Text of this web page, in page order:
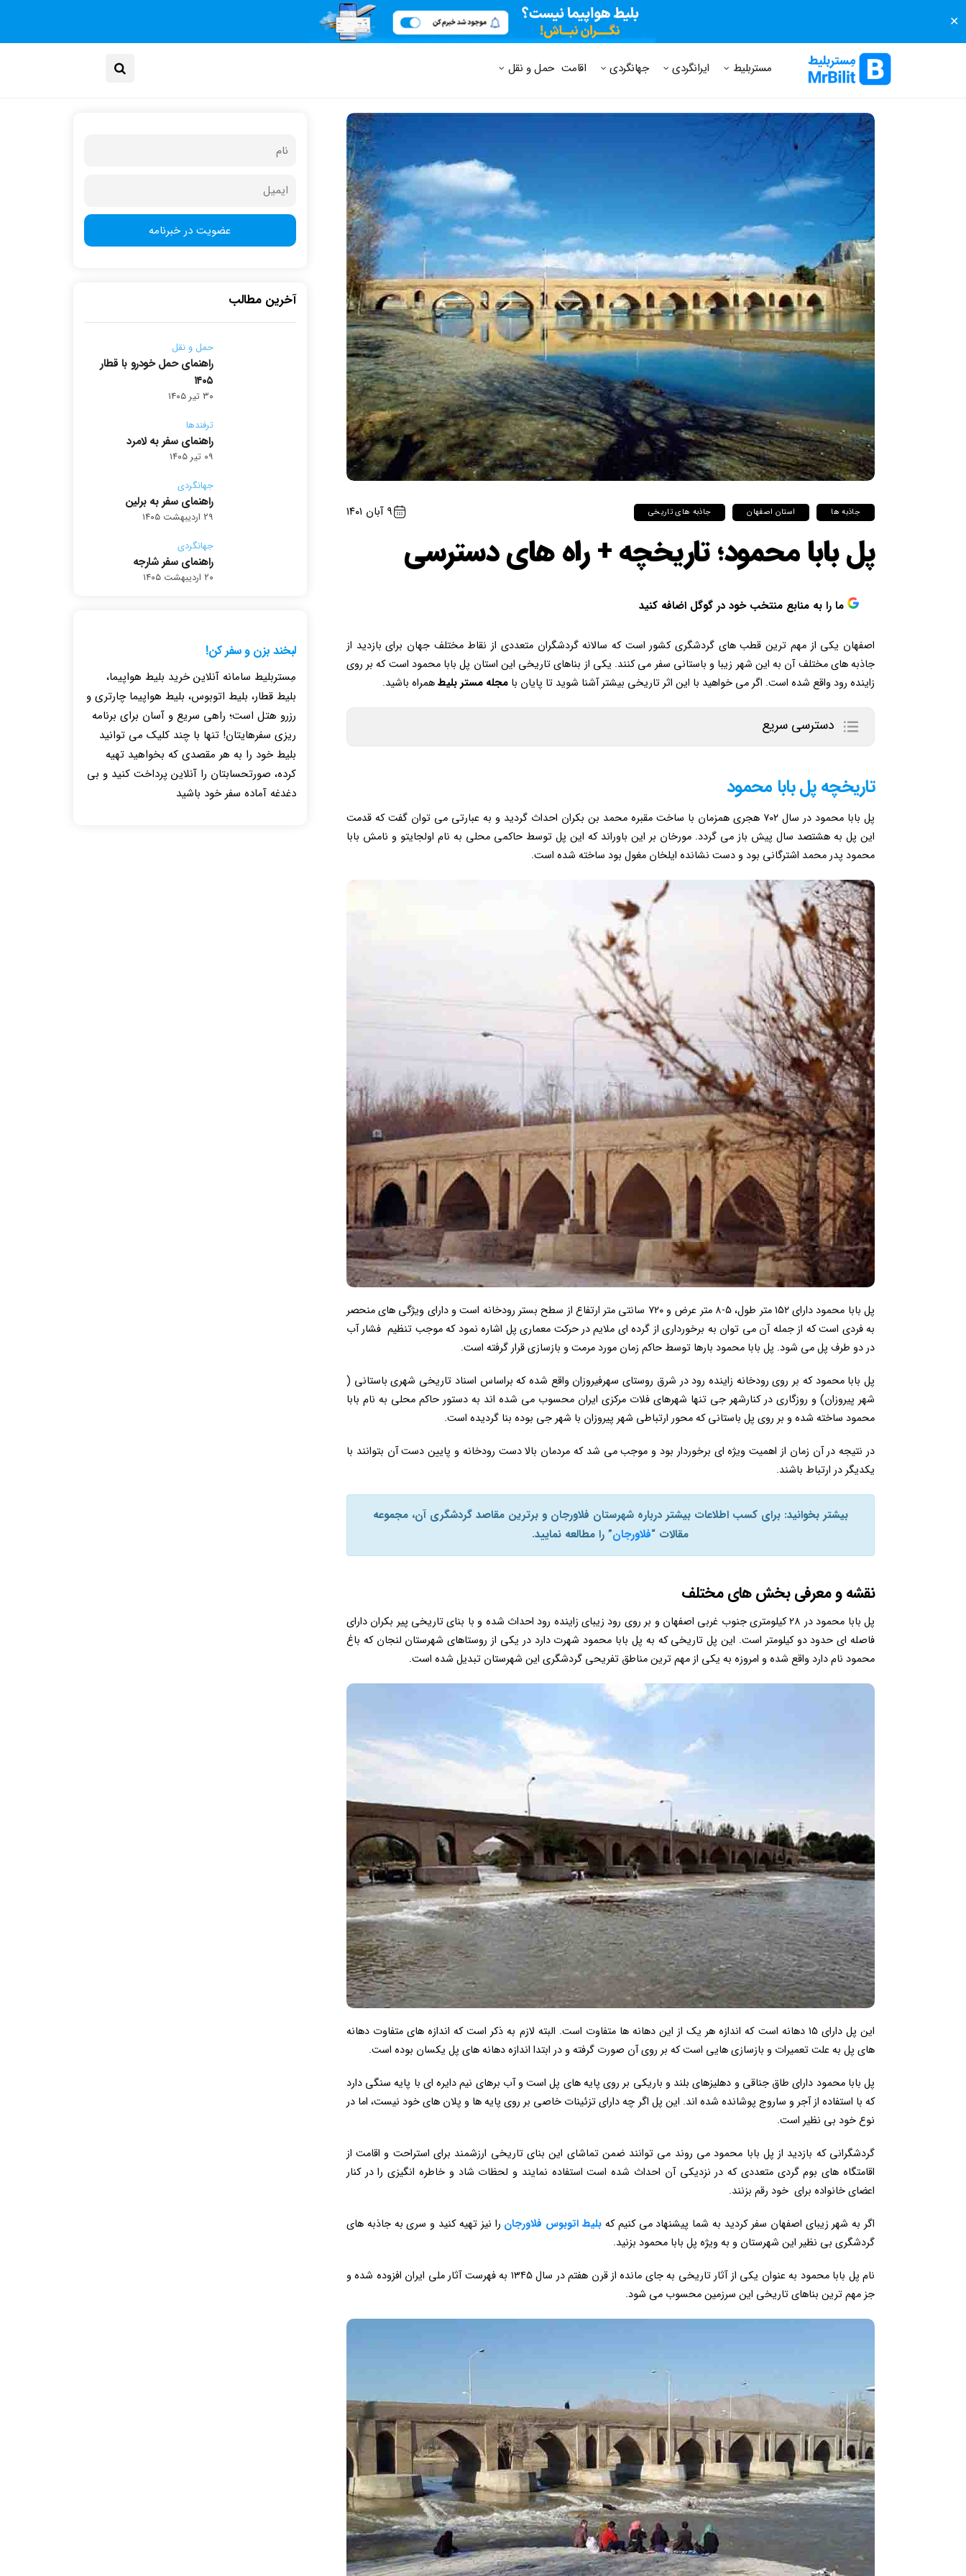
✕
مستر بلیط مجله مستر بلیط پرسش های متداول
مستربلیط ایرانگردی جهانگردی اقامت حمل و نقل
جاذبه ها استان اصفهان جاذبه های تاریخی ۹ آبان ۱۴۰۱
پل بابا محمود؛ تاریخچه + راه های دسترسی
ما را به منابع منتخب خود در گوگل اضافه کنید
اصفهان یکی از مهم ترین قطب های گردشگری کشور است که سالانه گردشگران متعددی از نقاط مختلف جهان برای بازدید از
جاذبه های مختلف آن به این شهر زیبا و باستانی سفر می کنند. یکی از بناهای تاریخی این استان پل بابا محمود است که بر روی
زاینده رود واقع شده است. اگر می خواهید با این اثر تاریخی بیشتر آشنا شوید تا پایان با مجله مستربلیطهمراه باشید.
دسترسی سریع
تاریخچه پل بابا محمود
پل بابا محمود در سال ۷۰۲ هجری همزمان با ساخت مقبره محمد بن بکران احداث گردید و به عبارتی می توان گفت که قدمت
این پل به هشتصد سال پیش باز می گردد. مورخان بر این باوراند که این پل توسط حاکمی محلی به نام اولجایتو و نامش بابا
محمود پدر محمد اشترگانی بود و دست نشانده ایلخان مغول بود ساخته شده است.
پل بابا محمود دارای ۱۵۲ متر طول، ۵-۸ متر عرض و ۷۲۰ سانتی متر ارتفاع از سطح بستر رودخانه است و دارای ویژگی های منحصر
به فردی است که از جمله آن می توان به برخورداری از گرده ای ملایم در حرکت معماری پل اشاره نمود که موجب تنظیم فشار آب
در دو طرف پل می شود. پل بابا محمود بارها توسط حاکم زمان مورد مرمت و بازسازی قرار گرفته است.
پل بابا محمود که بر روی رودخانه زاینده رود در شرق روستای سهرفیروزان واقع شده که براساس اسناد تاریخی شهری باستانی (
شهر پیروزان) و روزگاری در کنارشهر جی تنها شهرهای فلات مرکزی ایران محسوب می شده اند به دستور حاکم محلی به نام بابا
محمود ساخته شده و بر روی پل باستانی که محور ارتباطی شهر پیروزان با شهر جی بوده بنا گردیده است.
در نتیجه در آن زمان از اهمیت ویژه ای برخوردار بود و موجب می شد که مردمان بالا دست رودخانه و پایین دست آن بتوانند با
یکدیگر در ارتباط باشند.
بیشتر بخوانید: برای کسب اطلاعات بیشتر درباره شهرستان فلاورجان و برترین مقاصد گردشگری آن، مجموعه
مقالات “فلاورجان” را مطالعه نمایید.
نقشه و معرفی بخش های مختلف
پل بابا محمود در ۲۸ کیلومتری جنوب غربی اصفهان و بر روی رود زیبای زاینده رود احداث شده و با بنای تاریخی پیر بکران دارای
فاصله ای حدود دو کیلومتر است. این پل تاریخی که به پل بابا محمود شهرت دارد در یکی از روستاهای شهرستان لنجان که باغ
محمود نام دارد واقع شده و امروزه به یکی از مهم ترین مناطق تفریحی گردشگری این شهرستان تبدیل شده است.
این پل دارای ۱۵ دهانه است که اندازه هر یک از این دهانه ها متفاوت است. البته لازم به ذکر است که اندازه های متفاوت دهانه
های پل به علت تعمیرات و بازسازی هایی است که بر روی آن صورت گرفته و در ابتدا اندازه دهانه های پل یکسان بوده است.
پل بابا محمود دارای طاق جناقی و دهلیزهای بلند و باریکی بر روی پایه های پل است و آب برهای نیم دایره ای با پایه سنگی دارد
که با استفاده از آجر و ساروج پوشانده شده اند. این پل اگر چه دارای تزئینات خاصی بر روی پایه ها و پلان های خود نیست، اما در
نوع خود بی نظیر است.
گردشگرانی که بازدید از پل بابا محمود می روند می توانند ضمن تماشای این بنای تاریخی ارزشمند برای استراحت و اقامت از
اقامتگاه های بوم گردی متعددی که در نزدیکی آن احداث شده است استفاده نمایند و لحظات شاد و خاطره انگیزی را در کنار
اعضای خانواده برای خود رقم بزنند.
اگر به شهر زیبای اصفهان سفر کردید به شما پیشنهاد می کنیم که بلیط اتوبوس فلاورجان را نیز تهیه کنید و سری به جاذبه های
گردشگری بی نظیر این شهرستان و به ویژه پل بابا محمود بزنید.
نام پل بابا محمود به عنوان یکی از آثار تاریخی به جای مانده از قرن هفتم در سال ۱۳۴۵ به فهرست آثار ملی ایران افزوده شده و
جز مهم ترین بناهای تاریخی این سرزمین محسوب می شود.
آخرین مطالب
حمل و نقل
راهنمای حمل خودرو با قطار
۱۴۰۵
۳۰ تیر ۱۴۰۵
ترفندها
راهنمای سفر به لامرد
۰۹ تیر ۱۴۰۵
جهانگردی
راهنمای سفر به برلین
۲۹ اردیبهشت ۱۴۰۵
جهانگردی
راهنمای سفر شارجه
۲۰ اردیبهشت ۱۴۰۵
لبخند بزن و سفر کن!
مِستربلیط سامانه آنلاین خرید بلیط هواپیما،
بلیط قطار، بلیط اتوبوس، بلیط هواپیما چارتری و
رزرو هتل است؛ راهی سریع و آسان برای برنامه
ریزی سفرهایتان! تنها با چند کلیک می توانید
بلیط خود را به هر مقصدی که بخواهید تهیه
کرده، صورتحسابتان را آنلاین پرداخت کنید و بی
دغدغه آماده سفر خود باشید